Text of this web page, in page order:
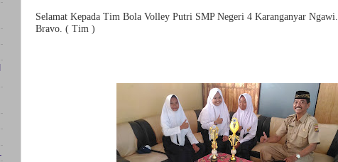
Selamat Kepada Tim Bola Volley Putri SMP Negeri 4 Karanganyar Ngawi.
Bravo. ( Tim )